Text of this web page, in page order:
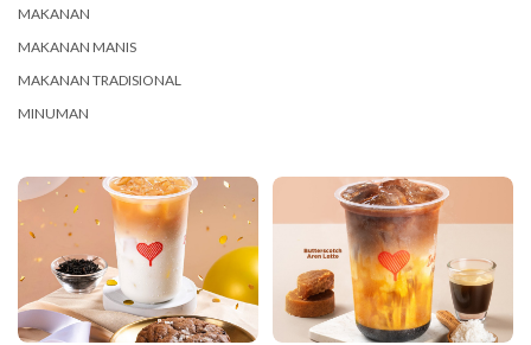
MAKANAN
MAKANAN MANIS
MAKANAN TRADISIONAL
MINUMAN